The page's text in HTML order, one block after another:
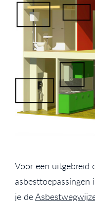
Voor een uitgebreid
je de